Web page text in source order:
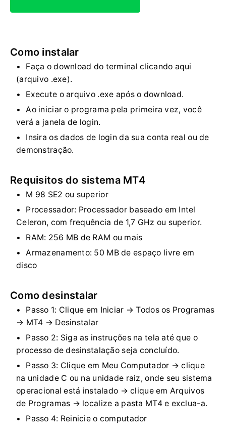
Como instalar
Faça o download do terminal clicando aqui
(arquivo .exe).
Execute o arquivo .exe após o download.
Ao iniciar o programa pela primeira vez, você
verá a janela de login.
Insira os dados de login da sua conta real ou de
demonstração.
Requisitos do sistema MT4
M 98 SE2 ou superior
Processador: Processador baseado em Intel
Celeron, com frequência de 1,7 GHz ou superior.
RAM: 256 MB de RAM ou mais
Armazenamento: 50 MB de espaço livre em
disco
Como desinstalar
Passo 1: Clique em Iniciar → Todos os Programas
→ MT4 → Desinstalar
Passo 2: Siga as instruções na tela até que o
processo de desinstalação seja concluído.
Passo 3: Clique em Meu Computador → clique
na unidade C ou na unidade raiz, onde seu sistema
operacional está instalado → clique em Arquivos
de Programas → localize a pasta MT4 e exclua-a.
Passo 4: Reinicie o computador